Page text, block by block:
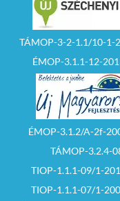
TÁMOP-3-2-1.1/10-1-
ÉMOP-3.1.1-12-
ÉMOP-3.1.2/A-2f-
TÁMOP-3.2.4-
TIOP-1.1.1-09/1-
TIOP-1.1.1-07/1-